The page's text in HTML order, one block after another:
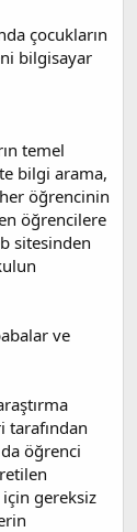
çocukların
bilgisayar
temel
bilgi arama,
öğrencinin
öğrencilere
sitesinden
ve
öğrenci
gereksiz